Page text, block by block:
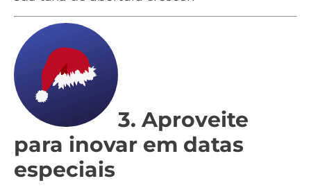
3. Aproveite
para inovar em datas
especiais